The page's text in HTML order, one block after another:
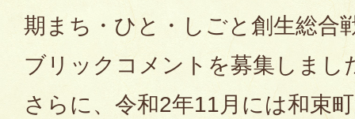
期まち・ひと・しごと創生総合
ブリックコメントを募集しまし
さらに、令和2年11月には和束